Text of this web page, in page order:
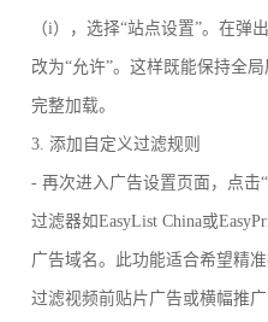
（i），选择“站点设置”。在弹
改为“允许”。这样既能保持全
完整加载。
3. 添加自定义过滤规则
- 再次进入广告设置页面，点击
过滤器如EasyList China或
广告域名。此功能适合希望精
过滤视频前贴片广告或横幅推广